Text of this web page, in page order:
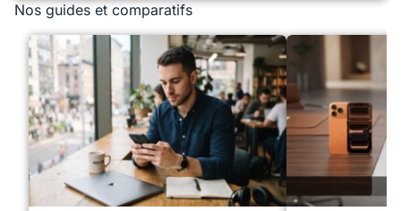
Nos guides et comparatifs